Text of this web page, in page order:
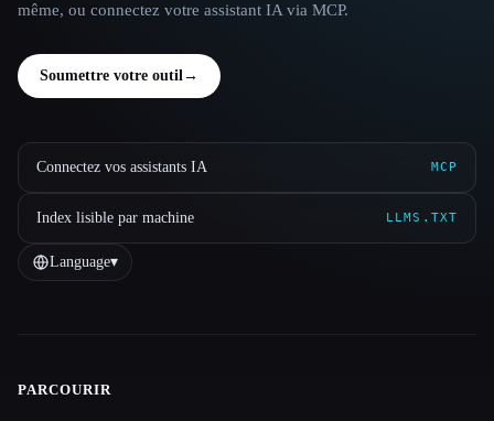
même, ou connectez votre assistant IA via MCP.
Soumettre votre outil→
Connectez vos assistants IA MCP
Index lisible par machine LLMS.TXT
Language▾
Site navigation
PARCOURIR